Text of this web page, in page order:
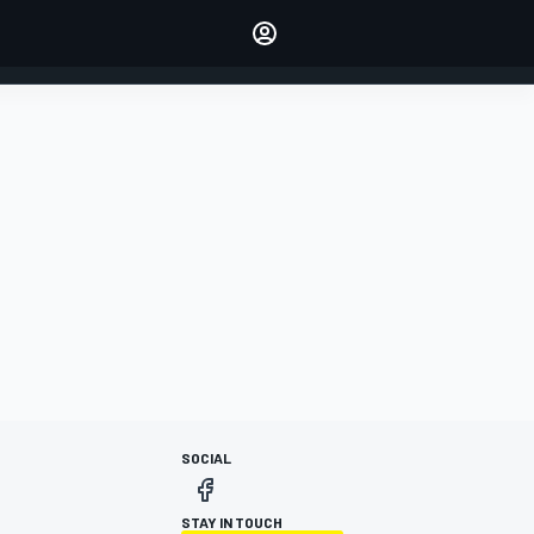
ACCEDI
SOCIAL
STAY IN TOUCH